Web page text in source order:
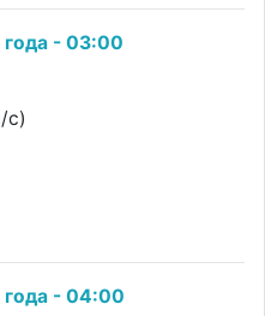
года - 03:00
с)
года - 04:00